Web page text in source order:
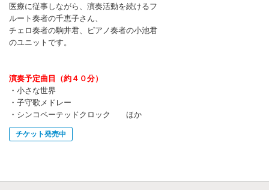
医療に従事しながら、演奏活動を続けるフ
ルート奏者の千恵子さん、
チェロ奏者の駒井君、ピアノ奏者の小池君
のユニットです。
演奏予定曲目（約４０分）
・小さな世界
・子守歌メドレー
・シンコペーテッドクロック ほか
チケット発売中